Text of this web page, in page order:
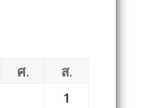
ศ.
ส.
1